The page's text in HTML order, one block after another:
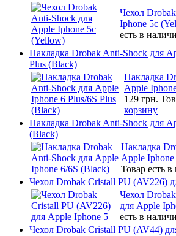
Чехол
Iphone 5c
есть в
Накладка Drobak Anti-Shock для
Plus (Black)
Накладка
Apple
129 грн.
корзину
Накладка Drobak Anti-Shock для
(Black)
Накладка
Apple
Товар есть
Чехол Drobak Cristall PU (AV226)
Чехол
для Apple
есть в
Чехол Drobak Cristall PU (AV44)